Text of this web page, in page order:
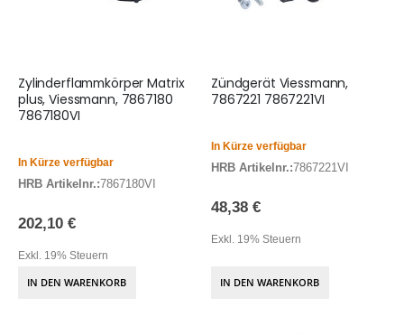
Zylinderflammkörper Matrix
plus, Viessmann, 7867180
7867180VI
In Kürze verfügbar
HRB Artikelnr.:7867180VI
202,10 €
Exkl. 19% Steuern
IN DEN WARENKORB
Zündgerät Viessmann,
7867221 7867221VI
In Kürze verfügbar
HRB Artikelnr.:7867221VI
48,38 €
Exkl. 19% Steuern
IN DEN WARENKORB